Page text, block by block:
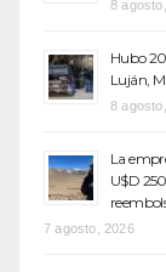
8
Hubo
Luján,
8
La
U$D
7 agosto, 2026